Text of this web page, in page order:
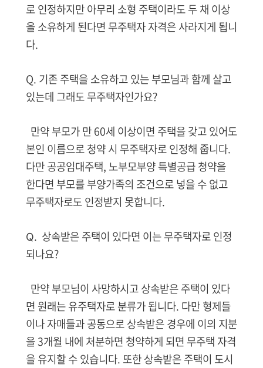
로 인정하지만 아무리 소형 주택이라도 두 채 이상
을 소유하게 된다면 무주택자 자격은 사라지게 됩니
다.
Q. 기존 주택을 소유하고 있는 부모님과 함께 살고
있는데 그래도 무주택자인가요?
만약 부모가 만 60세 이상이면 주택을 갖고 있어도
본인 이름으로 청약 시 무주택자로 인정해 줍니다.
다만 공공임대주택, 노부모부양 특별공급 청약을
한다면 부모를 부양가족의 조건으로 넣을 수 없고
무주택자로도 인정받지 못합니다.
Q. 상속받은 주택이 있다면 이는 무주택자로 인정
되나요?
만약 부모님이 사망하시고 상속받은 주택이 있다
면 원래는 유주택자로 분류가 됩니다. 다만 형제들
이나 자매들과 공동으로 상속받은 경우에 이의 지분
을 3개월 내에 처분하면 청약하게 되면 무주택 자격
을 유지할 수 있습니다. 또한 상속받은 주택이 도시